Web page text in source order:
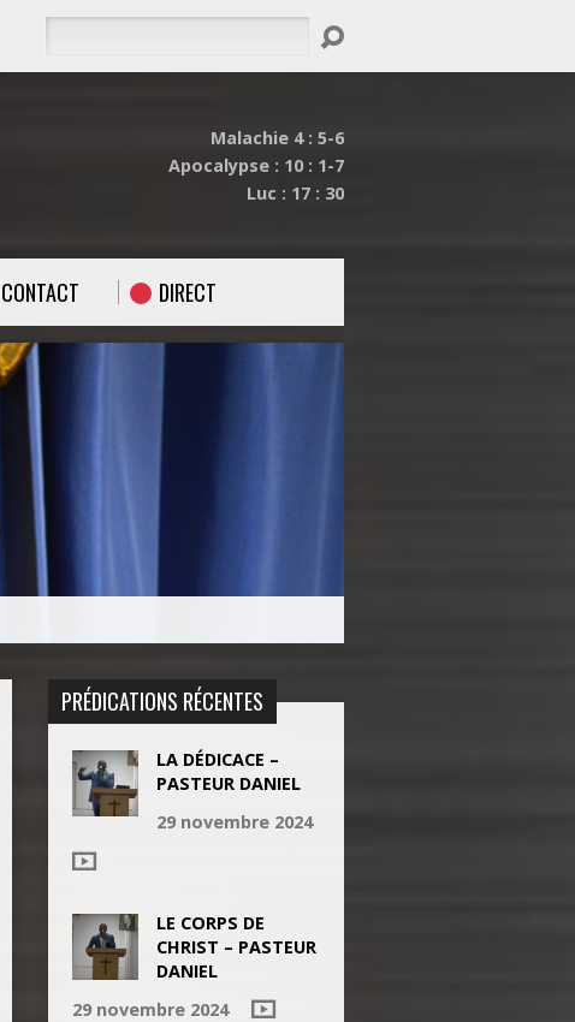
Malachie 4 : 5-6
Apocalypse : 10 : 1-7
Luc : 17 : 30
CONTACT DIRECT
PRÉDICATIONS RÉCENTES
LA DÉDICACE –
PASTEUR DANIEL
29 novembre 2024
LE CORPS DE
CHRIST – PASTEUR
DANIEL
29 novembre 2024